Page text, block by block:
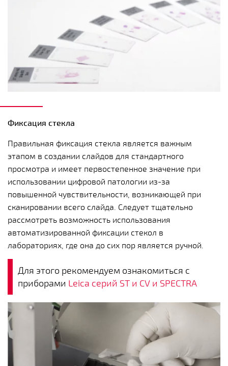
Фиксация стекла
Правильная фиксация стекла является важным
этапом в создании слайдов для стандартного
просмотра и имеет первостепенное значение при
использовании цифровой патологии из-за
повышенной чувствительности, возникающей при
сканировании всего слайда. Следует тщательно
рассмотреть возможность использования
автоматизированной фиксации стекол в
лабораториях, где она до сих пор является ручной.
Для этого рекомендуем ознакомиться с
приборами Leica серий ST и CV и SPECTRA